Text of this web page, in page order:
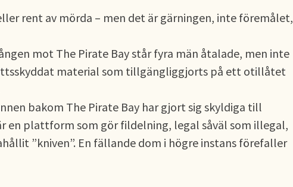
rent av mörda – men det är gärningen, inte föremålet,
mot The Pirate Bay står fyra män åtalade, men inte
material som tillgängliggjorts på ett otillåtet
bakom The Pirate Bay har gjort sig skyldiga till
en plattform som gör fildelning, legal såväl som illegal,
”kniven”. En fällande dom i högre instans förefaller